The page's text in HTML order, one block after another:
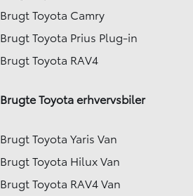
Brugt Toyota Camry
Brugt Toyota Prius Plug-in
Brugt Toyota RAV4
Brugte Toyota erhvervsbiler
Brugt Toyota Yaris Van
Brugt Toyota Hilux Van
Brugt Toyota RAV4 Van